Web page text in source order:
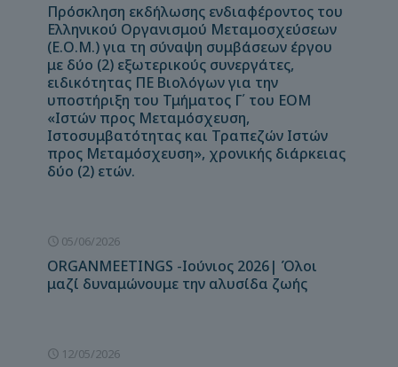
Πρόσκληση εκδήλωσης ενδιαφέροντος του
Ελληνικού Οργανισμού Μεταμοσχεύσεων
(Ε.Ο.Μ.) για τη σύναψη συμβάσεων έργου
με δύο (2) εξωτερικούς συνεργάτες,
ειδικότητας ΠΕ Βιολόγων για την
υποστήριξη του Τμήματος Γ΄ του ΕΟΜ
«Ιστών προς Μεταμόσχευση,
Ιστοσυμβατότητας και Τραπεζών Ιστών
προς Μεταμόσχευση», χρονικής διάρκειας
δύο (2) ετών.
05/06/2026
ORGANMEETINGS -Ιούνιος 2026| Όλοι
μαζί δυναμώνουμε την αλυσίδα ζωής
12/05/2026